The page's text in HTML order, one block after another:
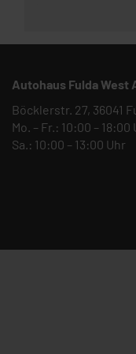
Autohaus Fulda West
Böcklerstr. 27, 36041
Mo. – Fr.: 10:00 – 18:00
Sa.: 10:00 – 13:00 Uhr